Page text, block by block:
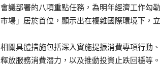
會議部署的八項重點任務，為明年經濟工作勾
市場」居於首位，顯示出在複雜國際環境下，
相關具體措施包括深入實施提振消費專項行動
釋放服務消費潛力，以及推動投資止跌回穩等。